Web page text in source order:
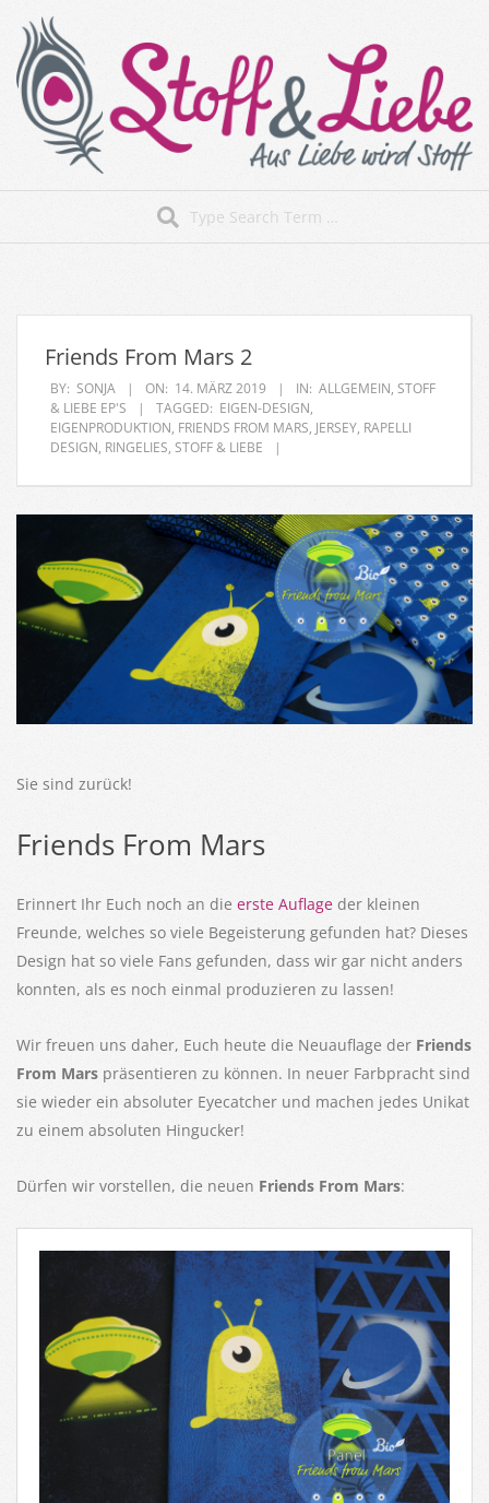
content
Stoff&Liebe
Menu
Friends From Mars 2
BY: SONJA ON: 14. MÄRZ 2019 IN: ALLGEMEIN, STOFF
& LIEBE EP'S
TAGGED: EIGEN-DESIGN,
EIGENPRODUKTION, FRIENDS FROM MARS, JERSEY, RAPELLI
DESIGN, RINGELIES, STOFF & LIEBE
Sie sind zurück!
Friends From Mars
Erinnert Ihr Euch noch an die erste Auflage der kleinen
Freunde, welches so viele Begeisterung gefunden hat? Dieses
Design hat so viele Fans gefunden, dass wir gar nicht anders
konnten, als es noch einmal produzieren zu lassen!
Wir freuen uns daher, Euch heute die Neuauflage der Friends
From Mars präsentieren zu können. In neuer Farbpracht sind
sie wieder ein absoluter Eyecatcher und machen jedes Unikat
zu einem absoluten Hingucker!
Dürfen wir vorstellen, die neuen Friends From Mars: